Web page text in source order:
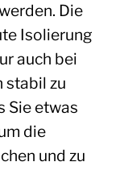
Die
Isolierung
auch bei
stabil zu
Sie etwas
die
und zu